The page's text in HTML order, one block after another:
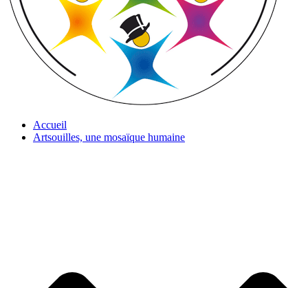
Accueil
Artsouilles, une mosaïque humaine